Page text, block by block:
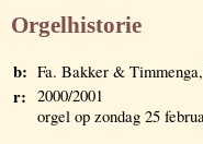
Orgelhistorie
b: Fa. Bakker &
r: 2000/2001
orgel op zondag 25